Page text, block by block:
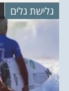
גלישת גלים